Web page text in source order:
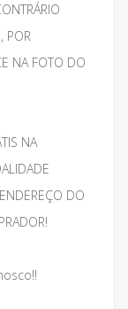
POR
NA FOTO DO
NA
DO